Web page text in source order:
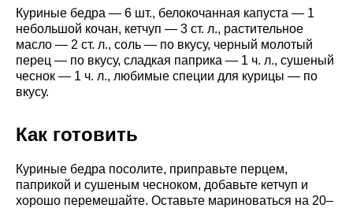
Куриные бедра — 6 шт., белокочанная капуста — 1
небольшой кочан, кетчуп — 3 ст. л., растительное
масло — 2 ст. л., соль — по вкусу, черный молотый
перец — по вкусу, сладкая паприка — 1 ч. л., сушеный
чеснок — 1 ч. л., любимые специи для курицы — по
вкусу.
Как готовить
Куриные бедра посолите, приправьте перцем,
паприкой и сушеным чесноком, добавьте кетчуп и
хорошо перемешайте. Оставьте мариноваться на 20–